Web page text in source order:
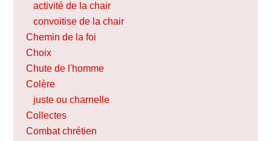
activité de la chair
convoitise de la chair
Chemin de la foi
Choix
Chute de l'homme
Colère
juste ou charnelle
Collectes
Combat chrétien